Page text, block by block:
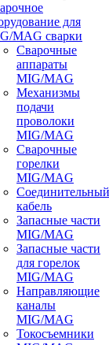
для
MAG сварки
Сварочные
аппараты
MIG/MAG
Механизмы
подачи
проволоки
MIG/MAG
Сварочные
горелки
MIG/MAG
Соединительный
кабель
Запасные части
MIG/MAG
Запасные части
для горелок
MIG/MAG
Направляющие
каналы
MIG/MAG
Токосъемники